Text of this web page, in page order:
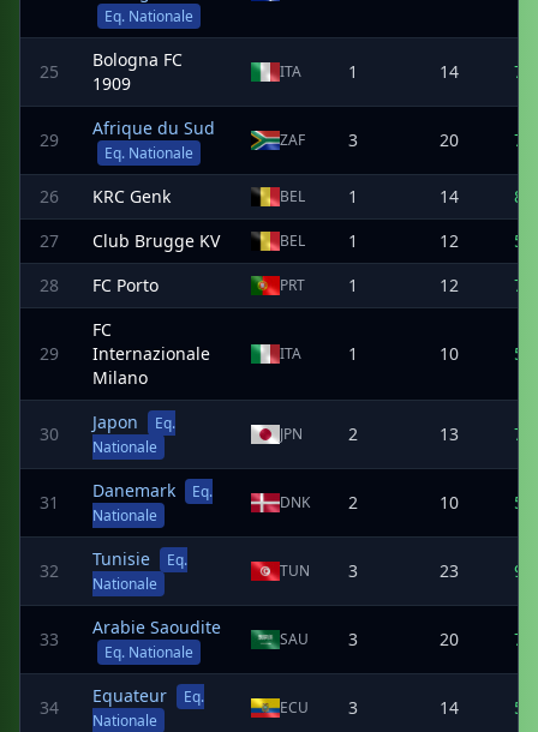
Eq. Nationale
25
Bologna FC
1909
ITA 1 14 7
29
Afrique du Sud
Eq. Nationale
ZAF 3 20 7
26 KRC Genk BEL 1 14
8
27
Club Brugge KV BEL 1 12
5
28
FC Porto PRT 1 12 7
29
FC
Internazionale
Milano
ITA 1 10 5
30
Japon
Eq.
Nationale
JPN 2 13 7
31
Danemark
Eq.
Nationale
DNK 2 10 5
32
Tunisie
Eq.
Nationale
TUN 3 23 9
33
Arabie Saoudite
Eq. Nationale
SAU 3 20 7
34
Equateur
Eq.
Nationale
ECU 3 14 5